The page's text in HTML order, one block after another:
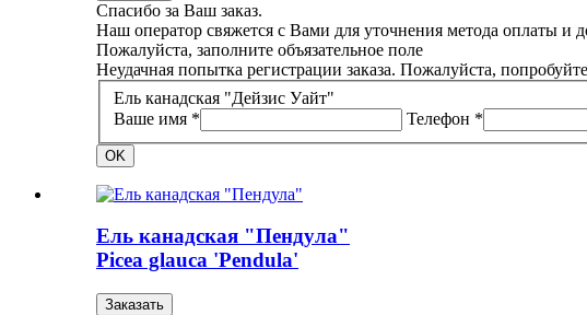
Спасибо за Ваш заказ.
Наш оператор свяжется с Вами для уточнения метода оплаты и
Пожалуйста, заполните объязательное поле
Неудачная попытка регистрации заказа. Пожалуйста,
Ель канадская "Дейзис Уайт"
Ваше имя *
Телефон *
OK
Ель канадская "Пендула"
Picea glauca 'Pendula'
Заказать